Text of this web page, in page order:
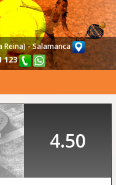
Reina) - Salamanca
123
4.50